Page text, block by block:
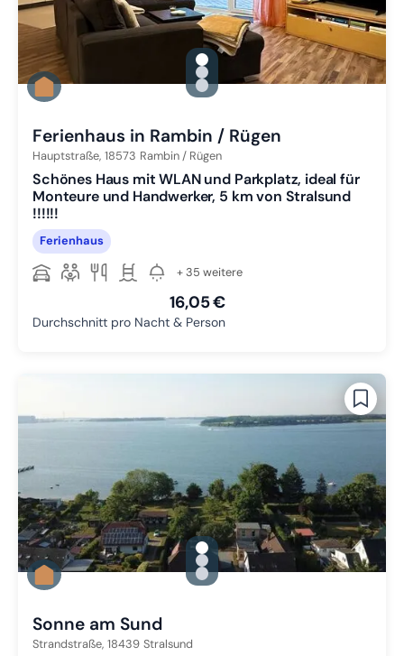
gallery.slide_selector
Zu Slide 1 wechseln
Zu Slide 2 wechseln
Zu Slide 3 wechseln
Ferienhaus in Rambin / Rügen
Hauptstraße, 18573 Rambin / Rügen
Schönes Haus mit WLAN und Parkplatz, ideal für
Monteure und Handwerker, 5 km von Stralsund
!!!!!!
Ferienhaus
+ 35 weitere
16,05 €
Durchschnitt pro Nacht & Person
gallery.slide_selector
Zu Slide 1 wechseln
Zu Slide 2 wechseln
Zu Slide 3 wechseln
Sonne am Sund
Strandstraße, 18439 Stralsund